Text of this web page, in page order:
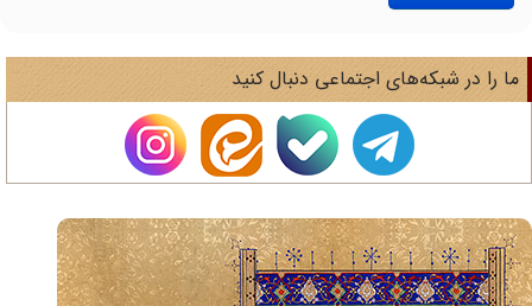
را در شبکه‌های اجتماعی دنبال کنید